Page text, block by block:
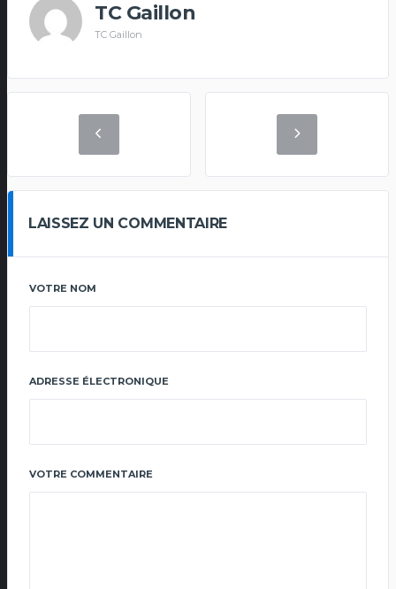
TC Gaillon
TC Gaillon
LAISSEZ UN COMMENTAIRE
VOTRE NOM
ADRESSE ÉLECTRONIQUE
VOTRE COMMENTAIRE